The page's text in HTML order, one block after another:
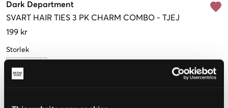
Dark Department
SVART HAIR TIES 3 PK CHARM COMBO - TJEJ
199 kr
Storlek
One size